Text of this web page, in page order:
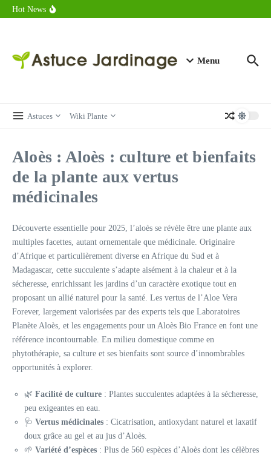
Aller au contenu
Hot News
Combien de calories dans un croque monsieur en 2025 ?
Menu
Astuces Wiki Plante
Aloès : Aloès : culture et bienfaits
de la plante aux vertus
médicinales
Découverte essentielle pour 2025, l’aloès se révèle être une plante aux
multiples facettes, autant ornementale que médicinale. Originaire
d’Afrique et particulièrement diverse en Afrique du Sud et à
Madagascar, cette succulente s’adapte aisément à la chaleur et à la
sécheresse, enrichissant les jardins d’un caractère exotique tout en
proposant un allié naturel pour la santé. Les vertus de l’Aloe Vera
Forever, largement valorisées par des experts tels que Laboratoires
Planète Aloès, et les engagements pour un Aloès Bio France en font une
référence incontournable. En milieu domestique comme en
phytothérapie, sa culture et ses bienfaits sont source d’innombrables
opportunités à explorer.
🌿 Facilité de culture : Plantes succulentes adaptées à la sécheresse,
peu exigeantes en eau.
🩺 Vertus médicinales : Cicatrisation, antioxydant naturel et laxatif
doux grâce au gel et au jus d’Aloès.
🌱 Variété d’espèces : Plus de 560 espèces d’Aloès dont les célèbres